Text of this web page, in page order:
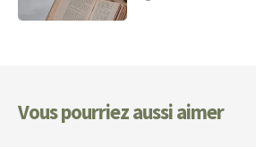
Vous pourriez aussi aimer